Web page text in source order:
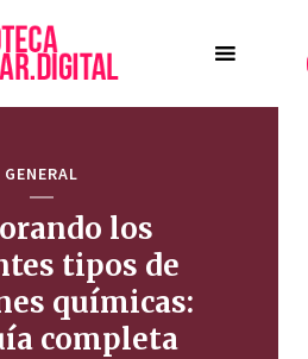
GENERAL
los
tipos de
químicas:
completa